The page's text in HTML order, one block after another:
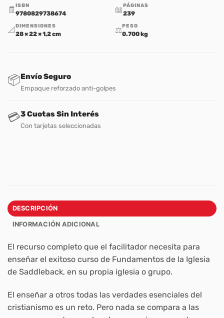
🧾 ISBN
9780829738674 📖PÁGINAS
239
📐 DIMENSIONES
28 × 22 × 1,2 cm ⚖️PESO
0.700 kg
📦Envío Seguro
Empaque reforzado anti-golpes
💳3 Cuotas Sin Interés
Con tarjetas seleccionadas
DESCRIPCIÓN
INFORMACIÓN ADICIONAL
El recurso completo que el facilitador necesita para
enseñar el exitoso curso de Fundamentos de la Iglesia
de Saddleback, en su propia iglesia o grupo.
El enseñar a otros todas las verdades esenciales del
cristianismo es un reto. Pero nada se compara a las